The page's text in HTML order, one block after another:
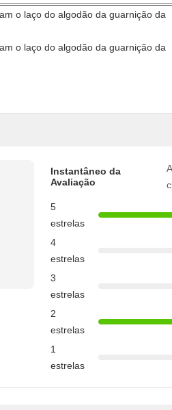
Instantâneo da
Avaliação
5
estrelas
4
estrelas
3
estrelas
2
estrelas
1
estrelas